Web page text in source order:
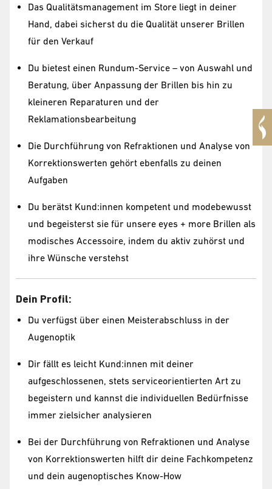
Das Qualitätsmanagement im Store liegt in deiner
Hand, dabei sicherst du die Qualität unserer Brillen
für den Verkauf
Du bietest einen Rundum-Service – von Auswahl und
Beratung, über Anpassung der Brillen bis hin zu
kleineren Reparaturen und der
Reklamationsbearbeitung
Die Durchführung von Refraktionen und Analyse von
Korrektionswerten gehört ebenfalls zu deinen
Aufgaben
Du berätst Kund:innen kompetent und modebewusst
und begeisterst sie für unsere eyes + more Brillen als
modisches Accessoire, indem du aktiv zuhörst und
ihre Wünsche verstehst
Dein Profil:
Du verfügst über einen Meisterabschluss in der
Augenoptik
Dir fällt es leicht Kund:innen mit deiner
aufgeschlossenen, stets serviceorientierten Art zu
begeistern und kannst die individuellen Bedürfnisse
immer zielsicher analysieren
Bei der Durchführung von Refraktionen und Analyse
von Korrektionswerten hilft dir deine Fachkompetenz
und dein augenoptisches Know-How